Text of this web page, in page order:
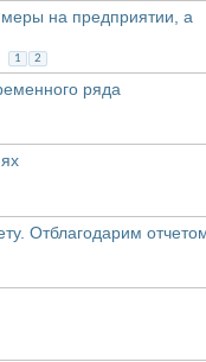
на предприятии, а
1 2
ряда
Отблагодарим